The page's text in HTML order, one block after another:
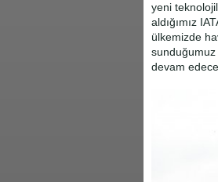
yeni
aldığımız
ülkemizde
sunduğumuz
devam